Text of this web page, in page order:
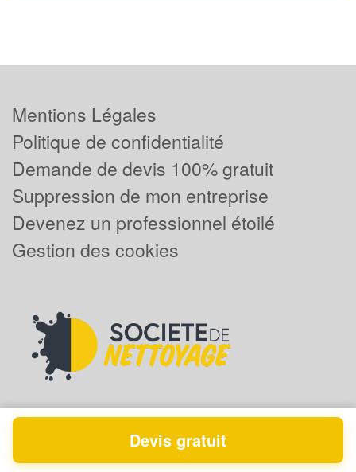
Mentions Légales
Politique de confidentialité
Demande de devis 100% gratuit
Suppression de mon entreprise
Devenez un professionnel étoilé
Gestion des cookies
Powered byPlus que pro
Devis gratuit